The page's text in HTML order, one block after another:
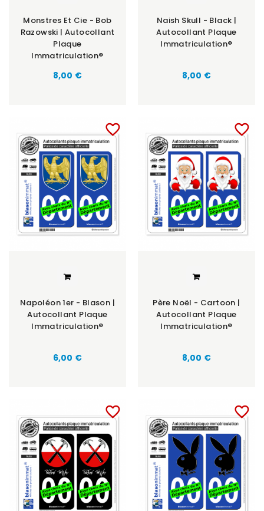
Monstres Et Cie - Bob
Razowski | Autocollant
Plaque
Immatriculation®
8,00 €
Naish Skull - Black |
Autocollant Plaque
Immatriculation®
8,00 €
favorite_border
Napoléon 1er - Blason |
Autocollant Plaque
Immatriculation®
6,00 €
favorite_border
Père Noël - Cartoon |
Autocollant Plaque
Immatriculation®
8,00 €
favorite_border favorite_border